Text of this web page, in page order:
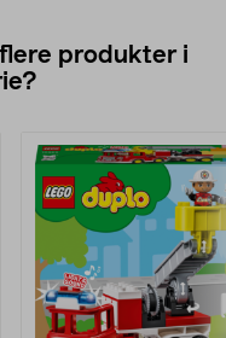
produkter i